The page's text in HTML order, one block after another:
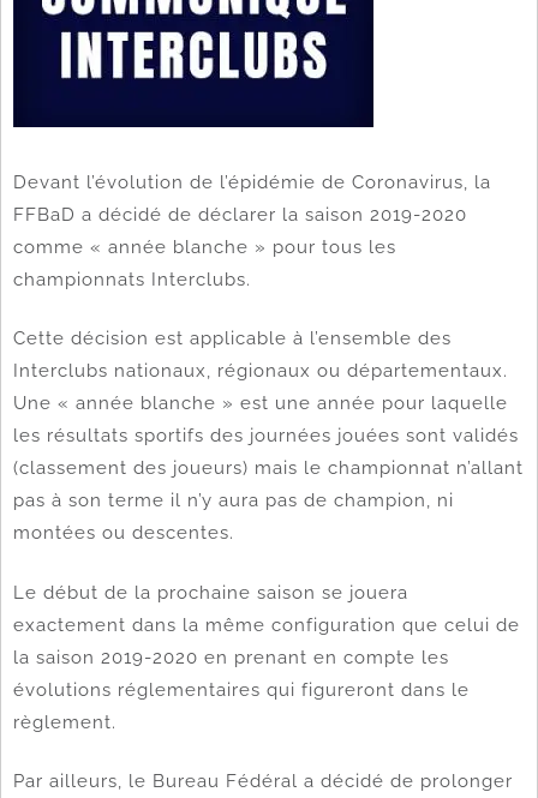
Devant l’évolution de l’épidémie de Coronavirus, la
FFBaD a décidé de déclarer la saison 2019-2020
comme « année blanche » pour tous les
championnats Interclubs.
Cette décision est applicable à l’ensemble des
Interclubs nationaux, régionaux ou départementaux.
Une « année blanche » est une année pour laquelle
les résultats sportifs des journées jouées sont validés
(classement des joueurs) mais le championnat n’allant
pas à son terme il n’y aura pas de champion, ni
montées ou descentes.
Le début de la prochaine saison se jouera
exactement dans la même configuration que celui de
la saison 2019-2020 en prenant en compte les
évolutions réglementaires qui figureront dans le
règlement.
Par ailleurs, le Bureau Fédéral a décidé de prolonger